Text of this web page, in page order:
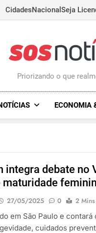
CidadesNacional Seja
Priorizando o que
ECONOMIA
integra debate no
maturidade
27/05/2025 0
2 Mins
em São Paulo e
cuidados